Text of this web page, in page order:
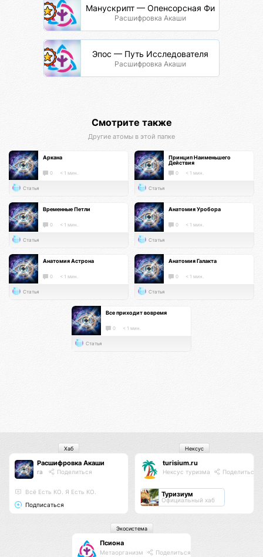
Манускрипт — Опенсорсная Философия
Расшифровка Акаши
Эпос — Путь Исследователя
Расшифровка Акаши
Смотрите также
Другие атомы в этой папке
Аркана
0 < 1 мин.
Статья
Принцип Наименьшего
Действия
0 < 1 мин.
Статья
Временные Петли
0 < 1 мин.
Статья
Анатомия Уробора
0 < 1 мин.
Статья
Анатомия Астрона
0 < 1 мин.
Статья
Анатомия Галакта
0 < 1 мин.
Статья
Все приходит вовремя
0 < 1 мин.
Статья
Расшифровка Акаши
ra Поделиться
Всё Есть КО. Я Есть КО.
Подписаться
Хаб
turisium.ru
Нексус туризма Поделиться
Туризиум
Официальный хаб
Нексус
Псиона
Метаорганизм Поделиться
Экосистема